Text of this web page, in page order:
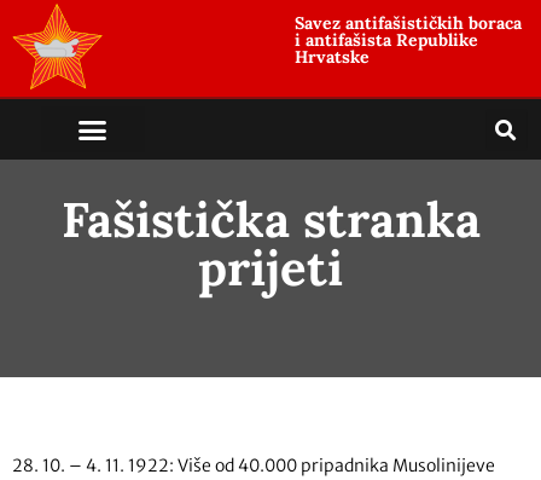
Savez antifašističkih boraca
i antifašista Republike
Hrvatske
Fašistička stranka
prijeti
28. 10. – 4. 11. 1922: Više od 40.000 pripadnika Musolinijeve